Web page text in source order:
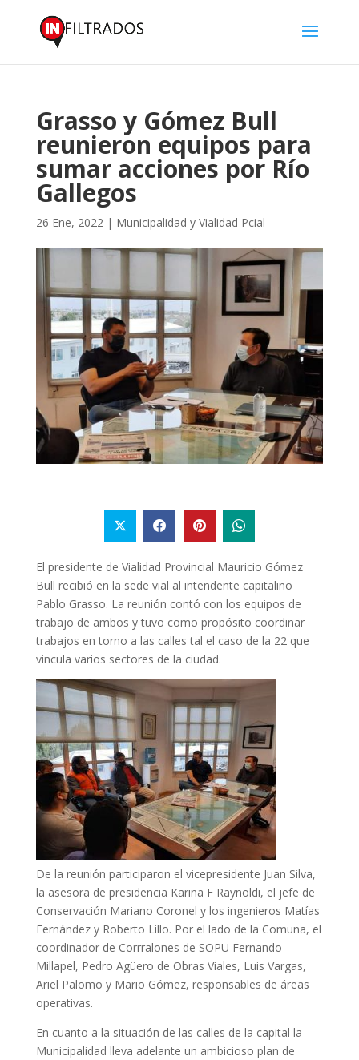
Grasso y Gómez Bull
reunieron equipos para
sumar acciones por Río
Gallegos
26 Ene, 2022| Municipalidad y Vialidad Pcial
El presidente de Vialidad Provincial Mauricio Gómez
Bull recibió en la sede vial al intendente capitalino
Pablo Grasso. La reunión contó con los equipos de
trabajo de ambos y tuvo como propósito coordinar
trabajos en torno a las calles tal el caso de la 22 que
vincula varios sectores de la ciudad.
De la reunión participaron el vicepresidente Juan Silva,
la asesora de presidencia Karina F Raynoldi, el jefe de
Conservación Mariano Coronel y los ingenieros Matías
Fernández y Roberto Lillo. Por el lado de la Comuna, el
coordinador de Corrralones de SOPU Fernando
Millapel, Pedro Agüero de Obras Viales, Luis Vargas,
Ariel Palomo y Mario Gómez, responsables de áreas
operativas.
En cuanto a la situación de las calles de la capital la
Municipalidad lleva adelante un ambicioso plan de